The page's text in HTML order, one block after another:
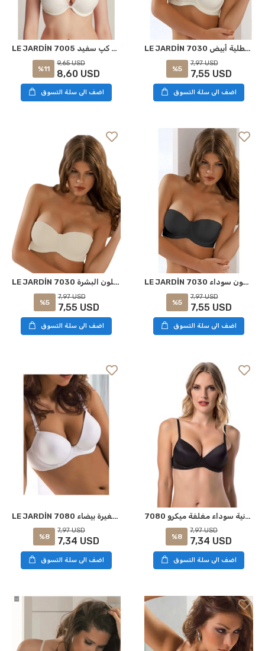
LE JARDİN 7005 براٹ سافٹ کپ سفید
%11
9,65 USD
8,60 USD
اضف الى سلة التسوق
LE JARDİN 7030 حمالة صدر من السيليكون الميكرو مطلية أبيض
%5
7,97 USD
7,55 USD
اضف الى سلة التسوق
LE JARDİN 7030 حمالة صدر مبطنة بالسيليكون بلون البشرة
%5
7,97 USD
7,55 USD
اضف الى سلة التسوق
LE JARDİN 7030 حمالة صدر مبطنة بالسيليكون سوداء
%5
7,97 USD
7,55 USD
اضف الى سلة التسوق
LE JARDİN 7080 حمالة صدر سيليكون مغلفة صغيرة بيضاء
%8
7,97 USD
7,34 USD
اضف الى سلة التسوق
حمالة صدر سيليكونية سوداء مغلفة ميكرو 7080 LE JARDİN
%8
7,97 USD
7,34 USD
اضف الى سلة التسوق